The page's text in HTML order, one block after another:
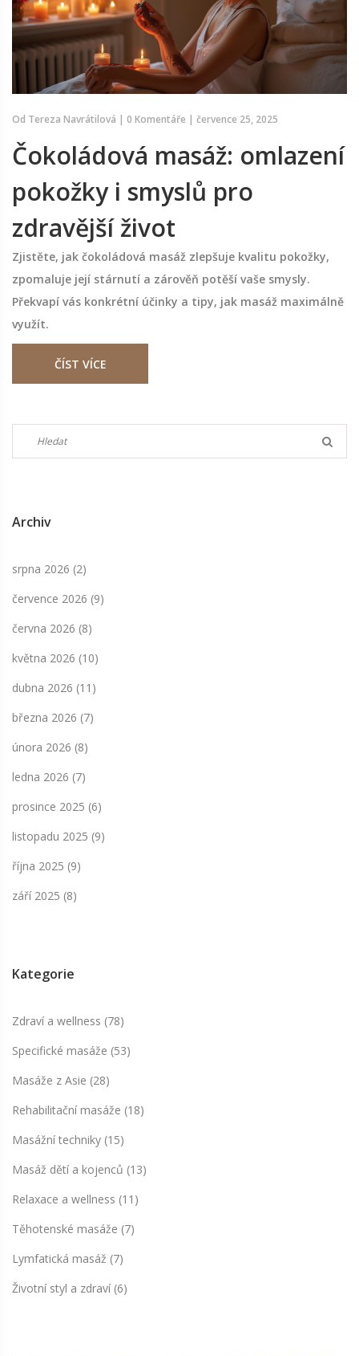
Od Tereza Navrátilová | 0 Komentáře | července 25, 2025
Čokoládová masáž: omlazení
pokožky i smyslů pro
zdravější život
Zjistěte, jak čokoládová masáž zlepšuje kvalitu pokožky,
zpomaluje její stárnutí a zárověň potěší vaše smysly.
Překvapí vás konkrétní účinky a tipy, jak masáž maximálně
využít.
ČÍST VÍCE
Archiv
srpna 2026 (2)
července 2026 (9)
června 2026 (8)
května 2026 (10)
dubna 2026 (11)
března 2026 (7)
února 2026 (8)
ledna 2026 (7)
prosince 2025 (6)
listopadu 2025 (9)
října 2025 (9)
září 2025 (8)
Kategorie
Zdraví a wellness (78)
Specifické masáže (53)
Masáže z Asie (28)
Rehabilitační masáže (18)
Masážní techniky (15)
Masáž dětí a kojenců (13)
Relaxace a wellness (11)
Těhotenské masáže (7)
Lymfatická masáž (7)
Životní styl a zdraví (6)